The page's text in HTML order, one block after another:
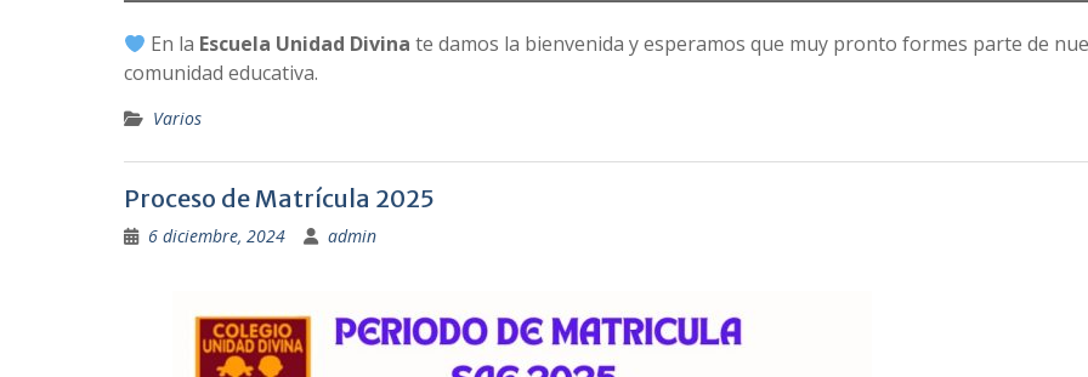
En la Escuela Unidad Divina te damos la bienvenida y esperamos que muy pronto formes parte de
comunidad educativa.
Varios
Proceso de Matrícula 2025
6 diciembre, 2024 admin